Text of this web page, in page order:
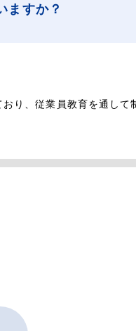
ますか？
り、従業員教育を通して